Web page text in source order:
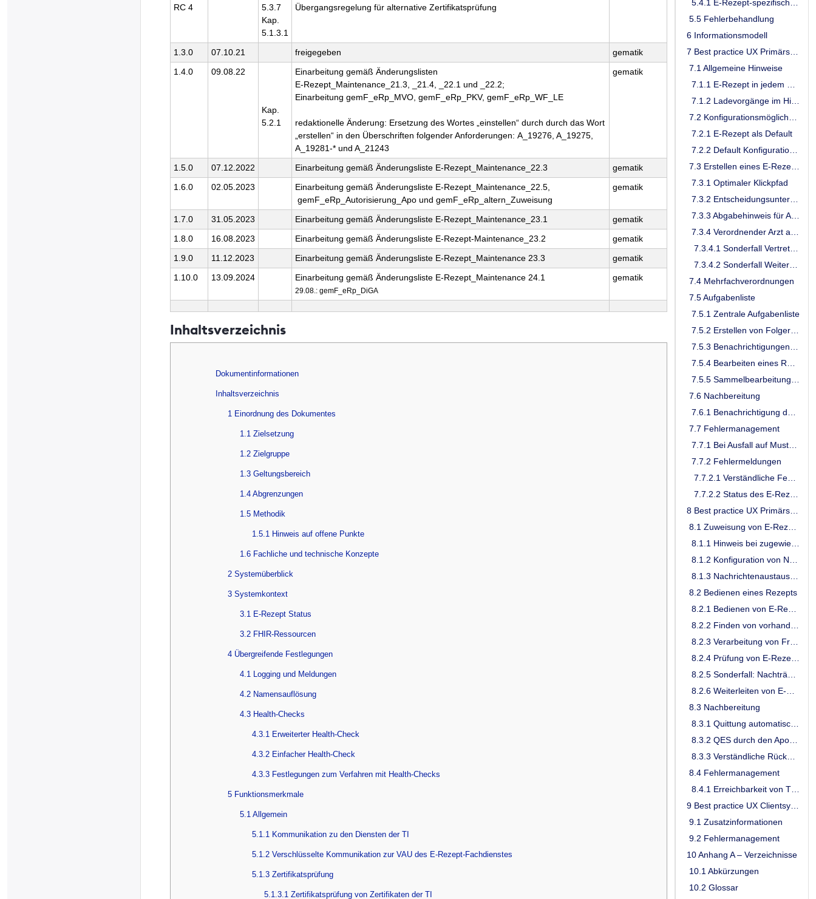
5.5 Fehlerbehandlung
6 Informationsmodell
7.1 Allgemeine Hinweise
7.2.1 E-Rezept als Default
7.3.1 Optimaler Klickpfad
7.4 Mehrfachverordnungen
7.5 Aufgabenliste
7.5.1 Zentrale Aufgabenliste
7.6 Nachbereitung
7.7 Fehlermanagement
7.7.2 Fehlermeldungen
8.2 Bedienen eines Rezepts
8.3 Nachbereitung
8.4 Fehlermanagement
9.1 Zusatzinformationen
9.2 Fehlermanagement
10 Anhang A – Verzeichnisse
10.1 Abkürzungen
10.2 Glossar
RC 4
5.3.7
Kap.
5.1.3.1
Übergangsregelung für alternative Zertifikatsprüfung
1.3.0 07.10.21 freigegeben
gematik
1.4.0
09.08.22
Kap.
5.2.1
Einarbeitung gemäß Änderungslisten
E-Rezept_Maintenance_21.3, _21.4, _22.1 und _22.2;
Einarbeitung gemF_eRp_MVO, gemF_eRp_PKV, gemF_eRp_WF_LE
redaktionelle Änderung: Ersetzung des Wortes „einstellen“ durch durch das Wort
„erstellen“ in den Überschriften folgender Anforderungen: A_19276, A_19275,
A_19281-* und A_21243
gematik
1.5.0 07.12.2022 Einarbeitung gemäß Änderungsliste E-Rezept_Maintenance_22.3
gematik
1.6.0
02.05.2023
Einarbeitung gemäß Änderungsliste E-Rezept_Maintenance_22.5,
gemF_eRp_Autorisierung_Apo und gemF_eRp_altern_Zuweisung
gematik
1.7.0 31.05.2023 Einarbeitung gemäß Änderungsliste E-Rezept_Maintenance_23.1
gematik
1.8.0
16.08.2023 Einarbeitung gemäß Änderungsliste E-Rezept-Maintenance_23.2
gematik
1.9.0
11.12.2023 Einarbeitung gemäß Änderungsliste E-Rezept_Maintenance 23.3
gematik
1.10.0
13.09.2024 Einarbeitung gemäß Änderungsliste E-Rezept_Maintenance 24.1
29.08.: gemF_eRp_DiGA
gematik
Inhaltsverzeichnis
Dokumentinformationen
Inhaltsverzeichnis
1 Einordnung des Dokumentes
1.1 Zielsetzung
1.2 Zielgruppe
1.3 Geltungsbereich
1.4 Abgrenzungen
1.5 Methodik
1.5.1 Hinweis auf offene Punkte
1.6 Fachliche und technische Konzepte
2 Systemüberblick
3 Systemkontext
3.1 E-Rezept Status
3.2 FHIR-Ressourcen
4 Übergreifende Festlegungen
4.1 Logging und Meldungen
4.2 Namensauflösung
4.3 Health-Checks
4.3.1 Erweiterter Health-Check
4.3.2 Einfacher Health-Check
4.3.3 Festlegungen zum Verfahren mit Health-Checks
5 Funktionsmerkmale
5.1 Allgemein
5.1.1 Kommunikation zu den Diensten der TI
5.1.2 Verschlüsselte Kommunikation zur VAU des E-Rezept-Fachdienstes
5.1.3 Zertifikatsprüfung
5.1.3.1 Zertifikatsprüfung von Zertifikaten der TI